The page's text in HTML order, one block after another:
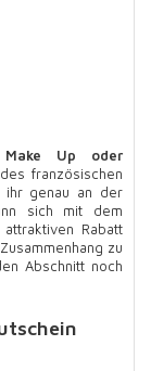
Make Up oder
französischen
ihr genau an der
sich mit dem
Rabatt
zu
Abschnitt noch